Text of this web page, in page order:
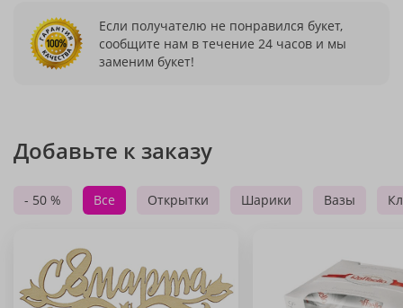
Если получателю не понравился букет,
сообщите нам в течение 24 часов и мы
заменим букет!
Добавьте к заказу
- 50 % Все Открытки Шарики Вазы